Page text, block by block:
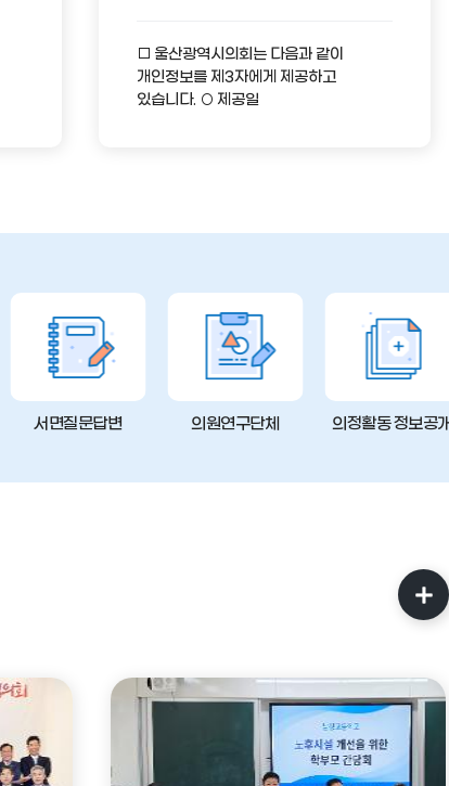
□ 울산광역시의회는 다음과 같이
개인정보를 제3자에게 제공하고
있습니다. ○ 제공일
서면질문답변 의원연구단체 의정활동 정보공